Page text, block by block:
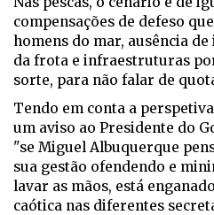
compensações de defeso
homens do mar, ausência
da frota e infraestruturas
sorte, para não falar de
Tendo em conta a
um aviso ao Presidente do
"se Miguel Albuquerque
sua gestão ofendendo e
lavar as mãos, está
caótica nas diferentes